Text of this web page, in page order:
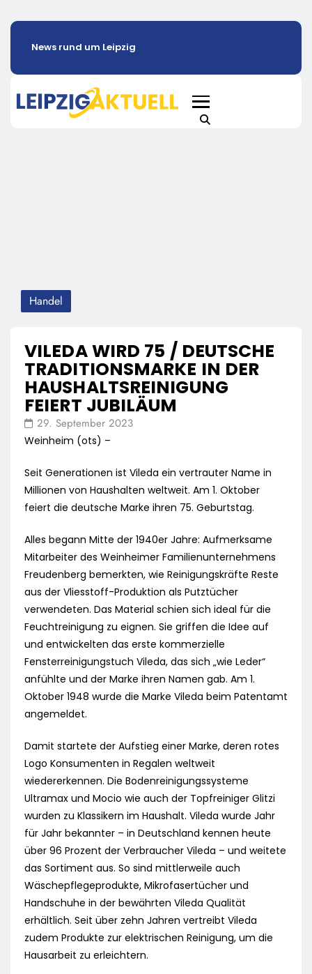
News rund um Leipzig
Handel
VILEDA WIRD 75 / DEUTSCHE
TRADITIONSMARKE IN DER
HAUSHALTSREINIGUNG
FEIERT JUBILÄUM
29. September 2023
Weinheim (ots) –
Seit Generationen ist Vileda ein vertrauter Name in
Millionen von Haushalten weltweit. Am 1. Oktober
feiert die deutsche Marke ihren 75. Geburtstag.
Alles begann Mitte der 1940er Jahre: Aufmerksame
Mitarbeiter des Weinheimer Familienunternehmens
Freudenberg bemerkten, wie Reinigungskräfte Reste
aus der Vliesstoff-Produktion als Putztücher
verwendeten. Das Material schien sich ideal für die
Feuchtreinigung zu eignen. Sie griffen die Idee auf
und entwickelten das erste kommerzielle
Fensterreinigungstuch Vileda, das sich „wie Leder“
anfühlte und der Marke ihren Namen gab. Am 1.
Oktober 1948 wurde die Marke Vileda beim Patentamt
angemeldet.
Damit startete der Aufstieg einer Marke, deren rotes
Logo Konsumenten in Regalen weltweit
wiedererkennen. Die Bodenreinigungssysteme
Ultramax und Mocio wie auch der Topfreiniger Glitzi
wurden zu Klassikern im Haushalt. Vileda wurde Jahr
für Jahr bekannter – in Deutschland kennen heute
über 96 Prozent der Verbraucher Vileda – und weitete
das Sortiment aus. So sind mittlerweile auch
Wäschepflegeprodukte, Mikrofasertücher und
Handschuhe in der bewährten Vileda Qualität
erhältlich. Seit über zehn Jahren vertreibt Vileda
zudem Produkte zur elektrischen Reinigung, um die
Hausarbeit zu erleichtern.